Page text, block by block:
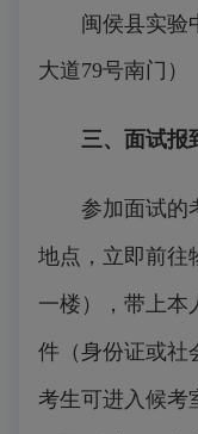
闽侯县实验
大道79号南门）
三、面试报
参加面试的
地点，立即前往
一楼）， 带上本
件（身份证或社
考生可进入候考